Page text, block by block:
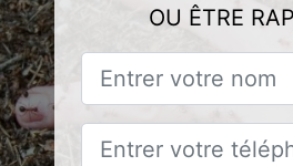
OU ÊTRE